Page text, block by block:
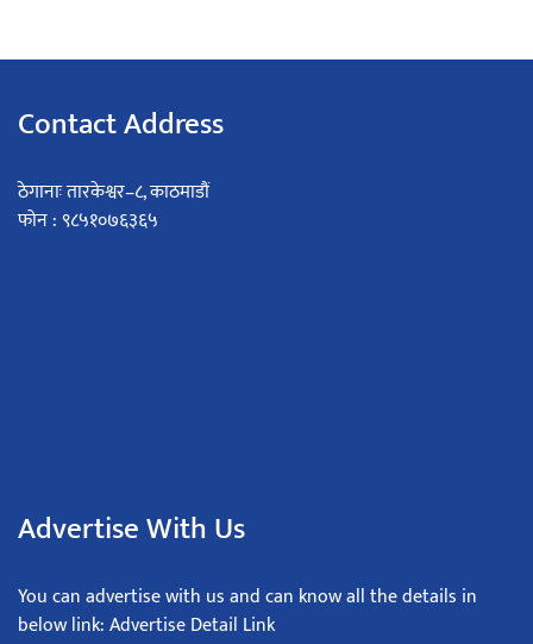
Contact Address
ठेगानाः तारकेश्वर–८, काठमाडौं
फोन : ९८५१०७६३६५
Advertise With Us
You can advertise with us and can know all the details in
below link: Advertise Detail Link